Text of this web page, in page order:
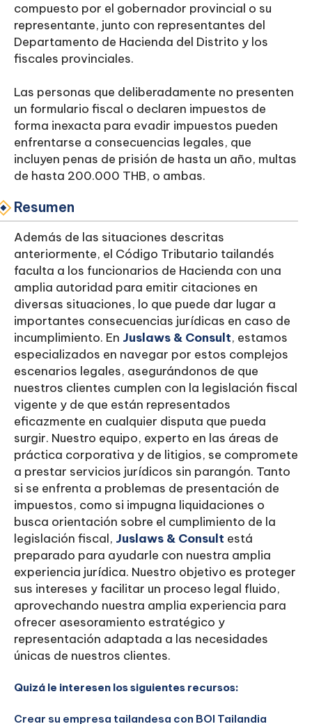
compuesto por el gobernador provincial o su
representante, junto con representantes del
Departamento de Hacienda del Distrito y los
fiscales provinciales.
Las personas que deliberadamente no presenten
un formulario fiscal o declaren impuestos de
forma inexacta para evadir impuestos pueden
enfrentarse a consecuencias legales, que
incluyen penas de prisión de hasta un año, multas
de hasta 200.000 THB, o ambas.
Resumen
Además de las situaciones descritas
anteriormente, el Código Tributario tailandés
faculta a los funcionarios de Hacienda con una
amplia autoridad para emitir citaciones en
diversas situaciones, lo que puede dar lugar a
importantes consecuencias jurídicas en caso de
incumplimiento. En Juslaws & Consult, estamos
especializados en navegar por estos complejos
escenarios legales, asegurándonos de que
nuestros clientes cumplen con la legislación fiscal
vigente y de que están representados
eficazmente en cualquier disputa que pueda
surgir. Nuestro equipo, experto en las áreas de
práctica corporativa y de litigios, se compromete
a prestar servicios jurídicos sin parangón. Tanto
si se enfrenta a problemas de presentación de
impuestos, como si impugna liquidaciones o
busca orientación sobre el cumplimiento de la
legislación fiscal, Juslaws & Consult está
preparado para ayudarle con nuestra amplia
experiencia jurídica. Nuestro objetivo es proteger
sus intereses y facilitar un proceso legal fluido,
aprovechando nuestra amplia experiencia para
ofrecer asesoramiento estratégico y
representación adaptada a las necesidades
únicas de nuestros clientes.
Quizá le interesen los siguientes recursos:
Crear su empresa tailandesa con BOI Tailandia